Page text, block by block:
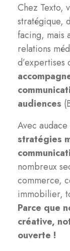
Chez Texto,
stratégique,
facing, mais
relations
audiences
Avec
stratégies
nombreux
commerce,
immobilier,
Parce que
créative,
ouverte !